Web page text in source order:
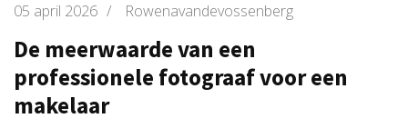
05 april 2026 / Rowenavandevossenberg
De meerwaarde van een
professionele fotograaf voor een
makelaar